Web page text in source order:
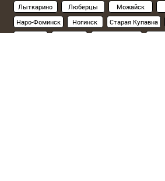
Лыткарино
Люберцы Можайск
Наро-Фоминск
Ногинск Старая Купавна